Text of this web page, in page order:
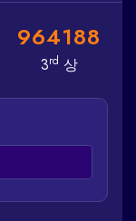
964188
3rd 상